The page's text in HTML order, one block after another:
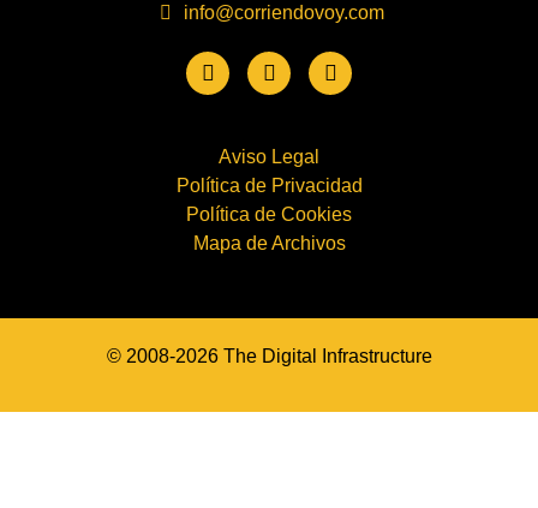
info@corriendovoy.com
Aviso Legal
Política de Privacidad
Política de Cookies
Mapa de Archivos
© 2008-2026 The Digital Infrastructure